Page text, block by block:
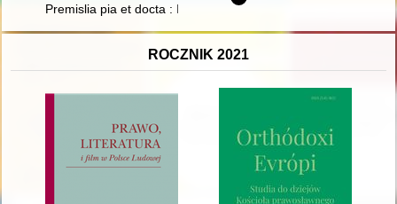
Premislia pia et docta : Instytut Teologiczny i Wyższe
ROCZNIK 2021